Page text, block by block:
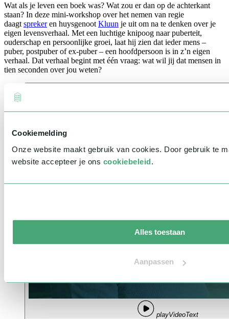
Cookiemelding
Onze website maakt gebruik van cookies. Door gebruik te
website accepteer je ons cookiebeleid.
Alles toestaan
Aanpassen
Wat als je leven een boek was? Wat zou er dan op de achterkant
staan? In deze mini-workshop over het nemen van regie
daagt sprekeren huysgenoot Kluun je uit om na te denken over je
eigen levensverhaal. Met een luchtige knipoog naar puberteit,
ouderschap en persoonlijke groei, laat hij zien dat ieder mens –
puber, postpuber of ex-puber – een hoofdpersoon is in z’n eigen
verhaal. Dat verhaal begint met één vraag: wat wil jij dat mensen in
tien seconden over jou weten?
playVideoText